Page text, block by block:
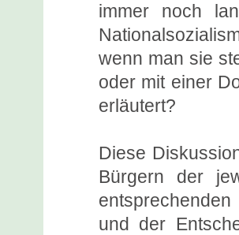
immer noch
wenn man sie
oder mit einer
erläutert?
Diese
Bürgern der
und der